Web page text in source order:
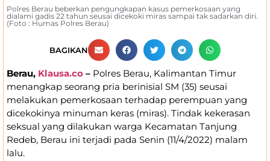
Polres Berau beberkan pengungkapan kasus pemerkosaan yang
dialami gadis 22 tahun seusai dicekoki miras sampai tak sadarkan diri.
(Foto : Humas Polres Berau)
BAGIKAN
Berau, Klausa.co – Polres Berau, Kalimantan Timur
menangkap seorang pria berinisial SM (35) seusai
melakukan pemerkosaan terhadap perempuan yang
dicekokinya minuman keras (miras). Tindak kekerasan
seksual yang dilakukan warga Kecamatan Tanjung
Redeb, Berau ini terjadi pada Senin (11/4/2022) malam
lalu.